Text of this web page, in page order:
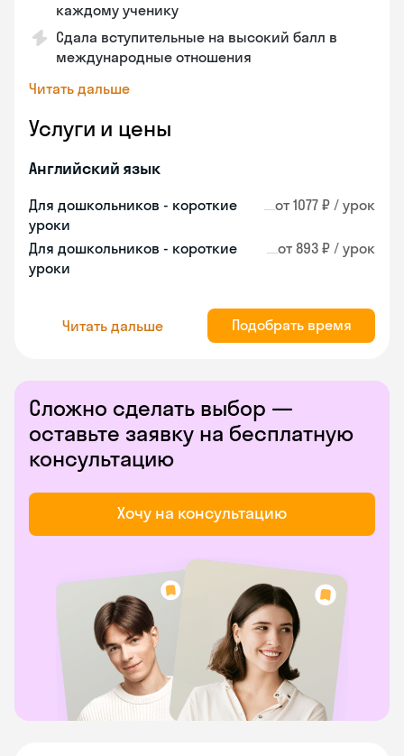
каждому ученику
Сдала вступительные на высокий балл в
международные отношения
Читать дальше
Услуги и цены
Английский язык
Для дошкольников - короткие
уроки
от 1077 ₽ / урок
Для дошкольников - короткие
уроки
от 893 ₽ / урок
Читать дальше Подобрать время
Сложно сделать выбор —
оставьте заявку на бесплатную
консультацию
Хочу на консультацию